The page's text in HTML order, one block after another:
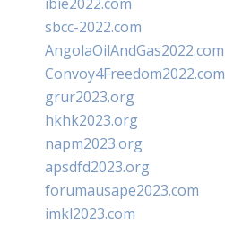
sbcc-2022.com
AngolaOilAndGas2022.com
Convoy4Freedom2022.com
grur2023.org
hkhk2023.org
napm2023.org
apsdfd2023.org
forumausape2023.com
imkl2023.com